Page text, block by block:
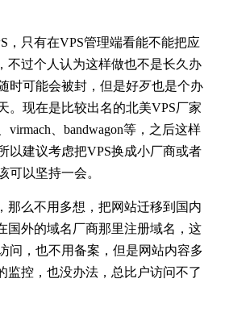
，只有在VPS管理端看能不能把应
不过个人认为这样做也不是长久办
时可能会被封，但是好歹也是个办
。现在是比较出名的北美VPS厂家
virmach、bandwagon等，之后这样
以建议考虑把VPS换成小厂商或者
可以坚持一会。
那么不用多想，把网站迁移到国内
国外的域名厂商那里注册域名，这
问，也不用备案，但是网站内容多
监控，也没办法，总比户访问不了